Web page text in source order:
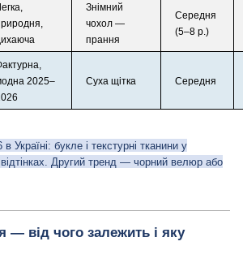
Знімний
чохол —
прання
Середня
(5–8 р.)
2025–
Суха щітка Середня
Україні: букле і текстурні тканини у
відтінках. Другий тренд — чорний велюр або
— від чого залежить і яку